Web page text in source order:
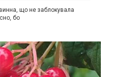
що не заблокувала
бо